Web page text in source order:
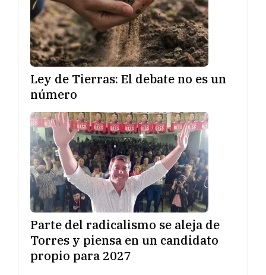
Ley de Tierras: El debate no es un
número
Parte del radicalismo se aleja de
Torres y piensa en un candidato
propio para 2027